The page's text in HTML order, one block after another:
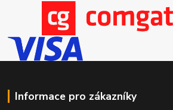
Informace pro zákazníky